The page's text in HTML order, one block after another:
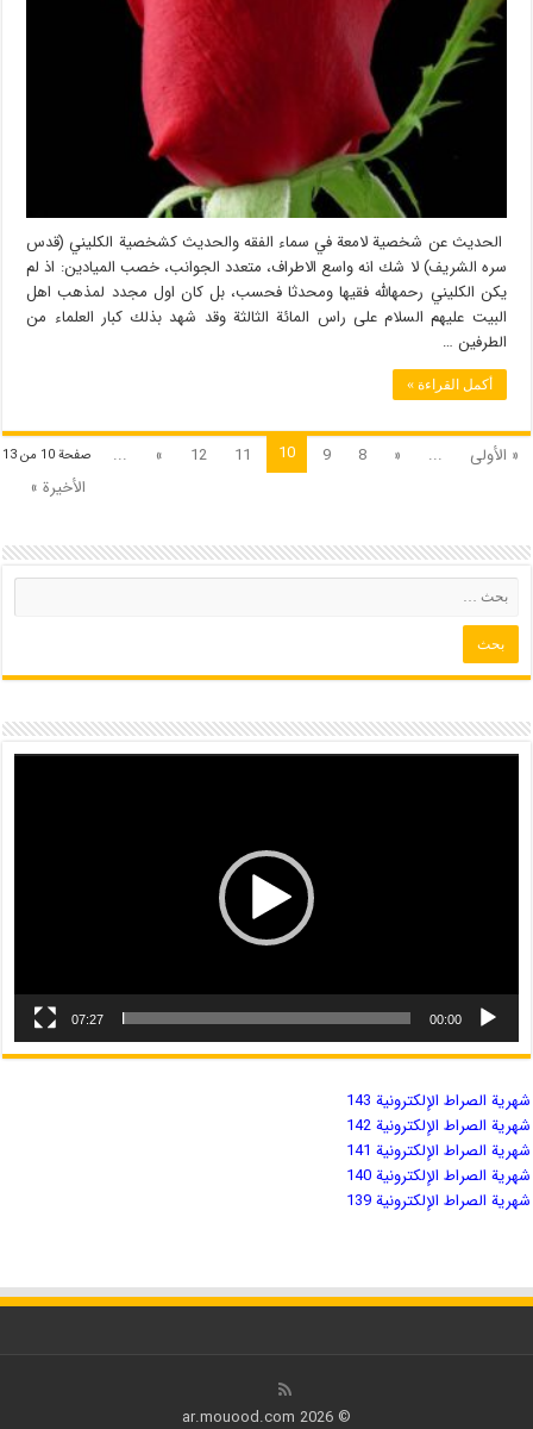
الحديث عن شخصية لامعة في سماء الفقه والحديث كشخصية الكليني (قدس
سره الشريف) لا شك انه واسع الاطراف، متعدد الجوانب، خصب الميادين: اذ لم
يكن الكليني رحمه‏الله فقيها ومحدثا فحسب، بل كان اول مجدد لمذهب اهل
البيت عليهم السلام على راس المائة الثالثة وقد شهد بذلك كبار العلماء من
الطرفين …
أكمل القراءة »
صفحة 10 من 13 « الأولى ...
«
8
9
10
11
12
»
...
الأخيرة »
00:00
07:27
شهریة الصراط الإلكترونية 143
شهریة الصراط الإلكترونية 142
شهریة الصراط الإلكترونية 141
شهریة الصراط الإلكترونية 140
شهریة الصراط الإلكترونية 139
© 2026 ar.mouood.com